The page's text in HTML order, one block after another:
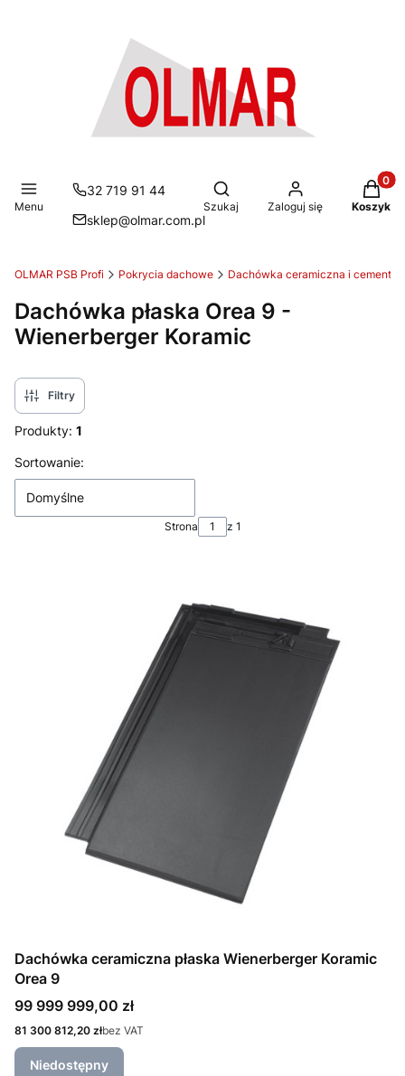
Menu
32 719 91 44
sklep@olmar.com.pl
Otwórz wyszukiwarkę
Szukaj Zaloguj się Koszyk
OLMAR PSB Profi Pokrycia dachowe Dachówka ceramiczna i
Dachówka płaska Orea 9 -
Wienerberger Koramic
Filtry
Produkty: 1
Lista produktów
Sortowanie:
Domyślne
Strona z 1
Dachówka ceramiczna płaska Wienerberger Koramic
Orea 9
Cena
99 999 999,00 zł
Cena
81 300 812,20 złbez VAT
Niedostępny